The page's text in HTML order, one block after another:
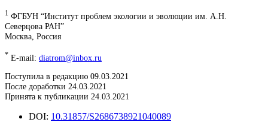
1 ФГБУН “Институт проблем экологии и эволюции им. А.Н.
Северцова РАН”
Москва, Россия
* E-mail: diatrom@inbox.ru
Поступила в редакцию 09.03.2021
После доработки 24.03.2021
Принята к публикации 24.03.2021
DOI: 10.31857/S2686738921040089